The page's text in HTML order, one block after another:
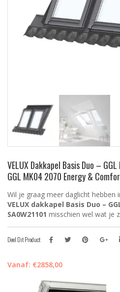
VELUX Dakkapel Basis Duo –
GGL MK04 2070 Energy &
Wil je graag meer daglicht hebben
VELUX dakkapel Basis Duo –
SA0W21101 misschien wel wat je
Deel Dit Product
Vanaf: €2858,00